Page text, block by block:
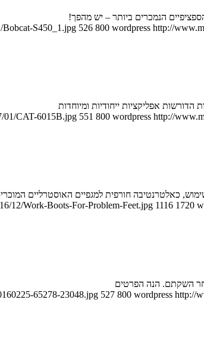
הנמכרים ביותר – יש מהפך!
S450_1.jpg 526 800 wordpress http://
01/CAT-6015B.jpg 551 800 wordpress http://
12/Work-Boots-For-Problem-Feet.jpg 1116 1720
65278-23048.jpg 527 800 wordpress http://